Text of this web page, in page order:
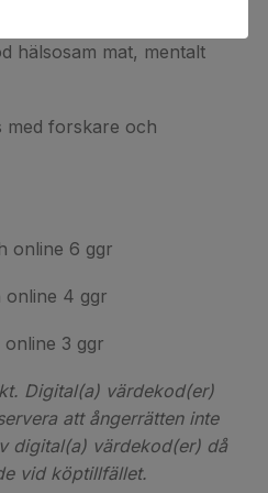
hälsosam mat, mentalt
forskare och
online 6 ggr
online 4 ggr
3 ggr
Digital(a) värdekod(er)
att ångerrätten inte
digital(a) värdekod(er) då
vid köptillfället.